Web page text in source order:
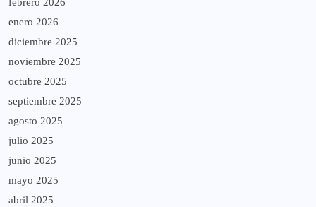
febrero 2026
enero 2026
diciembre 2025
noviembre 2025
octubre 2025
septiembre 2025
agosto 2025
julio 2025
junio 2025
mayo 2025
abril 2025